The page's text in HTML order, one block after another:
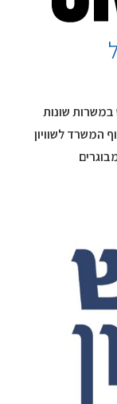
ניסיון” הושמו מעל 4000 איש במשרות שונות
המשרד לשוויון